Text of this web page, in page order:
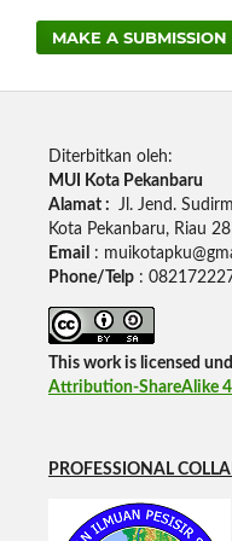
MAKE A SUBMISSION
Diterbitkan oleh:
MUI Kota Pekanbaru
Alamat :
Jl. Jend.
Kota Pekanbaru, Riau
Email
:
Phone/Telp:
This work is licensed
Attribution-ShareAlike
PROFESSIONAL